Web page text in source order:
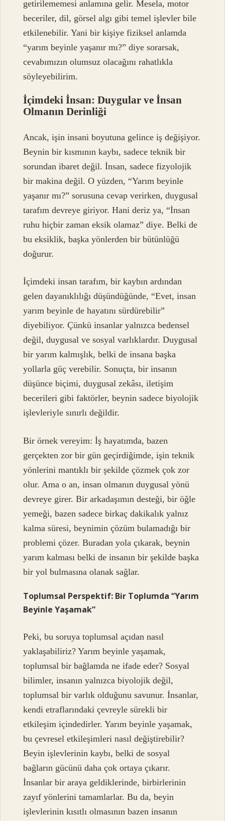
getirilememesi anlamına gelir. Mesela, motor
beceriler, dil, görsel algı gibi temel işlevler bile
etkilenebilir. Yani bir kişiye fiziksel anlamda
“yarım beyinle yaşanır mı?” diye sorarsak,
cevabımızın olumsuz olacağını rahatlıkla
söyleyebilirim.
İçimdeki İnsan: Duygular ve İnsan
Olmanın Derinliği
Ancak, işin insani boyutuna gelince iş değişiyor.
Beynin bir kısmının kaybı, sadece teknik bir
sorundan ibaret değil. İnsan, sadece fizyolojik
bir makina değil. O yüzden, “Yarım beyinle
yaşanır mı?” sorusuna cevap verirken, duygusal
tarafım devreye giriyor. Hani deriz ya, “İnsan
ruhu hiçbir zaman eksik olamaz” diye. Belki de
bu eksiklik, başka yönlerden bir bütünlüğü
doğurur.
İçimdeki insan tarafım, bir kaybın ardından
gelen dayanıklılığı düşündüğünde, “Evet, insan
yarım beyinle de hayatını sürdürebilir”
diyebiliyor. Çünkü insanlar yalnızca bedensel
değil, duygusal ve sosyal varlıklardır. Duygusal
bir yarım kalmışlık, belki de insana başka
yollarla güç verebilir. Sonuçta, bir insanın
düşünce biçimi, duygusal zekâsı, iletişim
becerileri gibi faktörler, beynin sadece biyolojik
işlevleriyle sınırlı değildir.
Bir örnek vereyim: İş hayatımda, bazen
gerçekten zor bir gün geçirdiğimde, işin teknik
yönlerini mantıklı bir şekilde çözmek çok zor
olur. Ama o an, insan olmanın duygusal yönü
devreye girer. Bir arkadaşımın desteği, bir öğle
yemeği, bazen sadece birkaç dakikalık yalnız
kalma süresi, beynimin çözüm bulamadığı bir
problemi çözer. Buradan yola çıkarak, beynin
yarım kalması belki de insanın bir şekilde başka
bir yol bulmasına olanak sağlar.
Toplumsal Perspektif: Bir Toplumda “Yarım
Beyinle Yaşamak”
Peki, bu soruya toplumsal açıdan nasıl
yaklaşabiliriz? Yarım beyinle yaşamak,
toplumsal bir bağlamda ne ifade eder? Sosyal
bilimler, insanın yalnızca biyolojik değil,
toplumsal bir varlık olduğunu savunur. İnsanlar,
kendi etraflarındaki çevreyle sürekli bir
etkileşim içindedirler. Yarım beyinle yaşamak,
bu çevresel etkileşimleri nasıl değiştirebilir?
Beyin işlevlerinin kaybı, belki de sosyal
bağların gücünü daha çok ortaya çıkarır.
İnsanlar bir araya geldiklerinde, birbirlerinin
zayıf yönlerini tamamlarlar. Bu da, beyin
işlevlerinin kısıtlı olmasının bazen insanın